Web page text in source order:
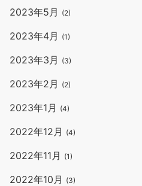
2023年5月 (2)
2023年4月 (1)
2023年3月 (3)
2023年2月 (2)
2023年1月 (4)
2022年12月 (4)
2022年11月 (1)
2022年10月 (3)